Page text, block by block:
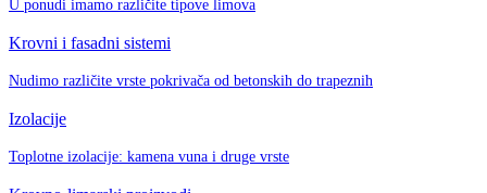
U ponudi imamo različite tipove limova
Krovni i fasadni sistemi
Nudimo različite vrste pokrivača od betonskih do trapeznih
Izolacije
Toplotne izolacije: kamena vuna i druge vrste